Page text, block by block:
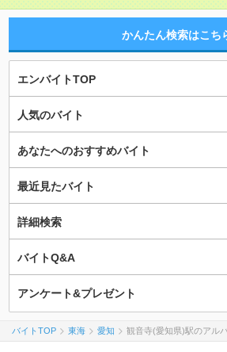
かんたん検索はこち
エンバイトTOP
人気のバイト
あなたへのおすすめバイト
最近見たバイト
詳細検索
バイトQ&A
アンケート&プレゼント
バイトTOP 東海 愛知 観音寺(愛知県)駅のアル